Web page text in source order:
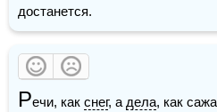
достанется.
Речи, как снег, а дела, как